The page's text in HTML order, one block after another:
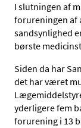
I slutningen af
forureningen af
sandsynlighed
børste
Siden da har
det har været
yderligere fem
forurening i 13